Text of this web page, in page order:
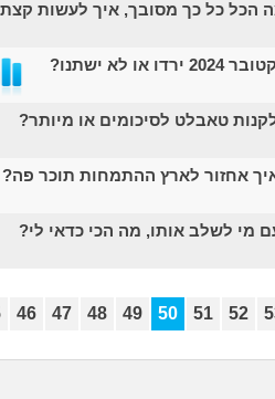
הכל כל כך מסובך, איך לעשות קצת
ישתנו?
טאבלט לסיכומים או מיותר?
אחזור לארץ ההתמחות תוכר פה?
מי לשלב אותו, מה הכי כדאי לי?
46 47 48 49 50 51 52